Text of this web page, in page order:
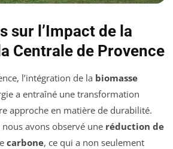
sur l’Impact de la
Centrale de Provence
l’intégration de la biomasse
a entraîné une transformation
approche en matière de durabilité.
avons observé une réduction de
carbone, ce qui a non seulement